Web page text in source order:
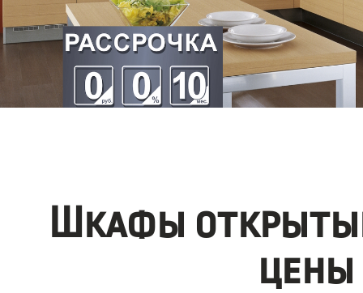
Шкафы
цены